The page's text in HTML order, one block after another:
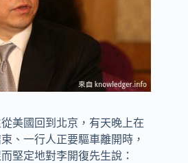
美國回到北京，有天晚上在
、一行人正要驅車離開時，
堅定地對李開復先生說：